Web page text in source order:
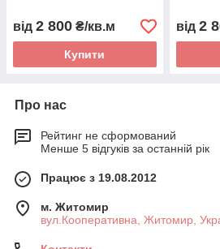
від 2 800 ₴/кв.м
Купити
від 2
Про нас
Рейтинг не сформований
Менше 5 відгуків за останній рік
Працює з 19.08.2012
м. Житомир
вул.Кооперативна, Житомир,